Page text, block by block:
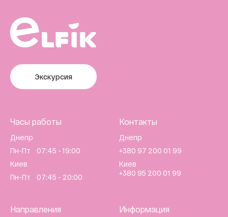
Экскурсия
Направления Информация
Часы работы
Днепр
Пн-Пт 07:45 - 19:00
Киев
Пн-Пт 07:45 - 20:00
Контакты
Днепр
+380 97 200 01 99
Киев
+380 95 200 01 99